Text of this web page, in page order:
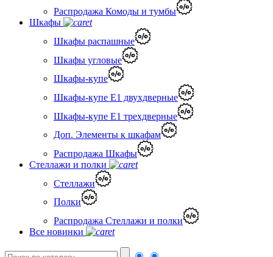
Распродажа Комоды и тумбы
Шкафы
Шкафы распашные
Шкафы угловые
Шкафы-купе
Шкафы-купе Е1 двухдверные
Шкафы-купе Е1 трехдверные
Доп. Элементы к шкафам
Распродажа Шкафы
Стеллажи и полки
Стеллажи
Полки
Распродажа Стеллажи и полки
Все новинки